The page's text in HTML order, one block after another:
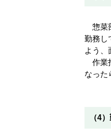
惣菜
勤務し
よう、
作業
なった
（4